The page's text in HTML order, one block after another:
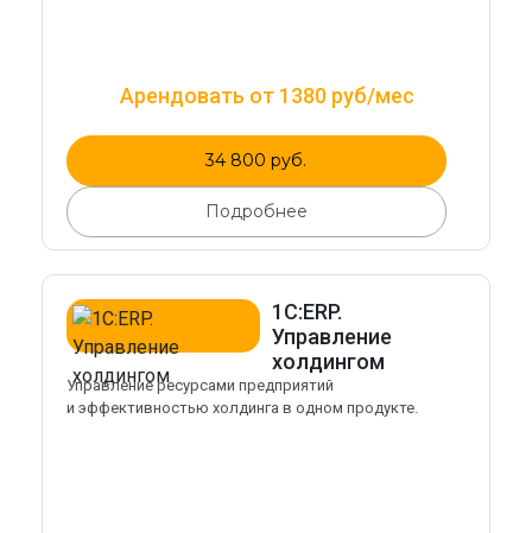
Арендовать от 1380 руб/мес
34 800 руб.
Подробнее
1С:ERP.
Управление
холдингом
Управление ресурсами предприятий
и эффективностью холдинга в одном продукте.